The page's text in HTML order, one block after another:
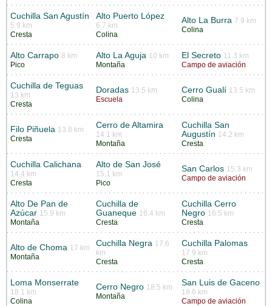
Cuchilla San Agustín
5.9 km
Cresta
Alto Puerto López
6.7 km
Colina
Alto La Burra 7.9 km
Colina
Alto Carrapo 8 km
Pico
Alto La Aguja 10 km
Montaña
El Secreto 11.3 km
Campo de aviación
Cuchilla de Teguas
13 km
Cresta
Doradas 13.5 km
Escuela
Cerro Gualí 13.5 km
Colina
Filo Piñuela 13.8 km
Cresta
Cerro de Altamira
14.1 km
Montaña
Cuchilla San
Augustín 14.2 km
Cresta
Cuchilla Calichana
14.4 km
Cresta
Alto de San José
15.1 km
Pico
San Carlos 15.3 km
Campo de aviación
Alto De Pan de
Azúcar 15.9 km
Montaña
Cuchilla de
Guaneque 16.4 km
Cresta
Cuchilla Cerro
Negro 16.5 km
Cresta
Alto de Choma 17 km
Montaña
Cuchilla Negra 17.6
km
Cresta
Cuchilla Palomas
17.9 km
Cresta
Loma Monserrate
18.1 km
Colina
Cerro Negro 18.5 km
Montaña
San Luis de Gaceno
18.6 km
Campo de aviación